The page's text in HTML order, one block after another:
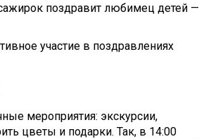
поздравит любимец детей —
участие в поздравлениях
мероприятия: экскурсии,
цветы и подарки. Так, в 14:00